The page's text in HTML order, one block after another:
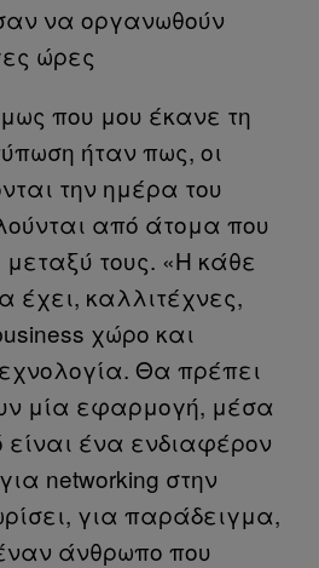
να οργανωθούν
ώρες
που μου έκανε τη
ήταν πως, οι
την ημέρα του
από άτομα που
μεταξύ τους. «Η κάθε
έχει, καλλιτέχνες,
χώρο και
Θα πρέπει
μία εφαρμογή, μέσα
είναι ένα ενδιαφέρον
networking στην
για παράδειγμα,
άνθρωπο που